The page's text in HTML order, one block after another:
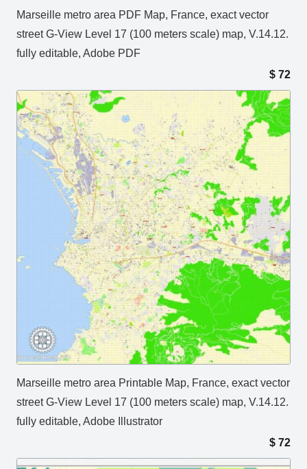
Marseille metro area PDF Map, France, exact vector
street G-View Level 17 (100 meters scale) map, V.14.12.
fully editable, Adobe PDF
$ 72
Marseille metro area Printable Map, France, exact vector
street G-View Level 17 (100 meters scale) map, V.14.12.
fully editable, Adobe Illustrator
$ 72